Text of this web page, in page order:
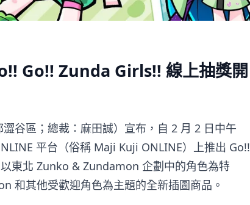
Go!! Zunda Girls!! 線上抽獎開
谷區；總裁：麻田誠）宣布，自 2 月 2 日中午
平台（俗稱 Maji Kuji ONLINE）上推出 Go!!
東北 Zunko & Zundamon 企劃中的角色為特
和其他受歡迎角色為主題的全新插圖商品。